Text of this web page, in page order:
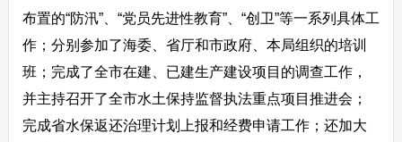
布置的“防汛”、“党员先进性教育”、“创卫”等一系列具体工
作；分别参加了海委、省厅和市政府、本局组织的培训
班；完成了全市在建、已建生产建设项目的调查工作，
并主持召开了全市水土保持监督执法重点项目推进会；
完成省水保返还治理计划上报和经费申请工作；还加大